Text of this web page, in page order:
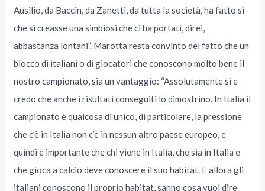
Ausilio, da Baccin, da Zanetti, da tutta la società, ha fatto sì
che si creasse una simbiosi che ci ha portati, direi,
abbastanza lontani”. Marotta resta convinto del fatto che un
blocco di italiani o di giocatori che conoscono molto bene il
nostro campionato, sia un vantaggio: “Assolutamente sì e
credo che anche i risultati conseguiti lo dimostrino. In Italia il
campionato è qualcosa di unico, di particolare, la pressione
che c’è in Italia non c’è in nessun altro paese europeo, e
quindi è importante che chi viene in Italia, che sia in Italia e
che gioca a calcio deve conoscere il suo habitat. E allora gli
italiani conoscono il proprio habitat, sanno cosa vuol dire